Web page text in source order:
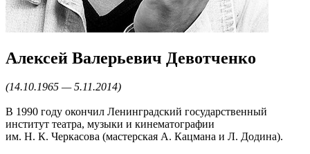
Алексей Валерьевич Девотченко
(14.10.1965 — 5.11.2014)
В 1990 году окончил Ленинградский государственный
институт театра, музыки и кинематографии
им. Н. К. Черкасова (мастерская А. Кацмана и Л. Додина).